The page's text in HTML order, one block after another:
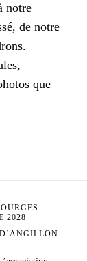
notre
de notre
,
que
2028